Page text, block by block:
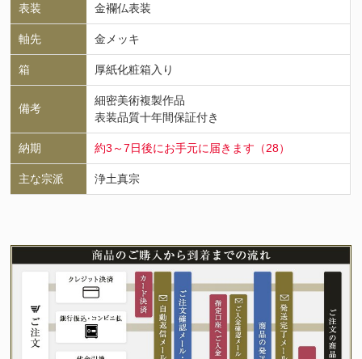
表装 金襴仏表装
軸先 金メッキ
箱 厚紙化粧箱入り
備考
細密美術複製作品
表装品質十年間保証付き
納期 約3～7日後にお手元に届きます（28）
主な宗派 浄土真宗